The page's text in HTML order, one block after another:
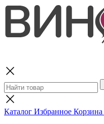
Каталог Избранное Корзина